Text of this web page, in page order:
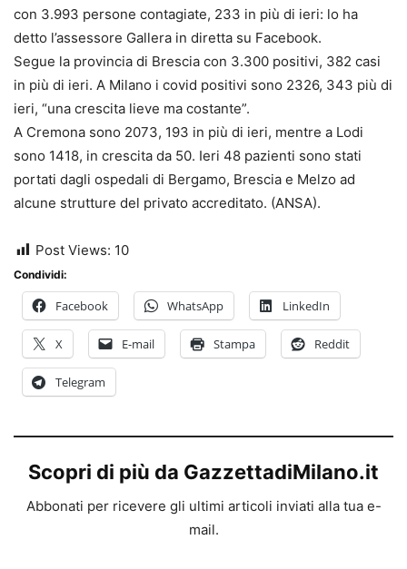
con 3.993 persone contagiate, 233 in più di ieri: lo ha
detto l’assessore Gallera in diretta su Facebook.
Segue la provincia di Brescia con 3.300 positivi, 382 casi
in più di ieri. A Milano i covid positivi sono 2326, 343 più di
ieri, “una crescita lieve ma costante”.
A Cremona sono 2073, 193 in più di ieri, mentre a Lodi
sono 1418, in crescita da 50. Ieri 48 pazienti sono stati
portati dagli ospedali di Bergamo, Brescia e Melzo ad
alcune strutture del privato accreditato. (ANSA).
Post Views: 10
Condividi:
Facebook WhatsApp LinkedIn
X E-mail Stampa Reddit
Telegram
Scopri di più da GazzettadiMilano.it
Abbonati per ricevere gli ultimi articoli inviati alla tua e-
mail.